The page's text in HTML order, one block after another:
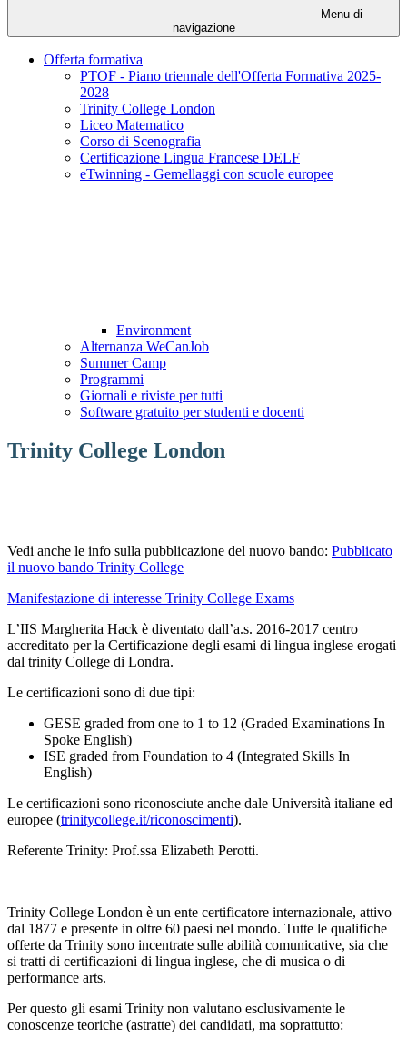
Menu di
navigazione
Offerta formativa
PTOF - Piano triennale dell'Offerta Formativa 2025-
2028
Trinity College London
Liceo Matematico
Corso di Scenografia
Certificazione Lingua Francese DELF
eTwinning - Gemellaggi con scuole europee
Environment
Alternanza WeCanJob
Summer Camp
Programmi
Giornali e riviste per tutti
Software gratuito per studenti e docenti
Trinity College London
Vedi anche le info sulla pubblicazione del nuovo bando: Pubblicato
il nuovo bando Trinity College
Manifestazione di interesse Trinity College Exams
L’IIS Margherita Hack è diventato dall’a.s. 2016-2017 centro
accreditato per la Certificazione degli esami di lingua inglese erogati
dal trinity College di Londra.
Le certificazioni sono di due tipi:
GESE graded from one to 1 to 12 (Graded Examinations In
Spoke English)
ISE graded from Foundation to 4 (Integrated Skills In
English)
Le certificazioni sono riconosciute anche dale Università italiane ed
europee (trinitycollege.it/riconoscimenti).
Referente Trinity: Prof.ssa Elizabeth Perotti.
Trinity College London è un ente certificatore internazionale, attivo
dal 1877 e presente in oltre 60 paesi nel mondo. Tutte le qualifiche
offerte da Trinity sono incentrate sulle abilità comunicative, sia che
si tratti di certificazioni di lingua inglese, che di musica o di
performance arts.
Per questo gli esami Trinity non valutano esclusivamente le
conoscenze teoriche (astratte) dei candidati, ma soprattutto: